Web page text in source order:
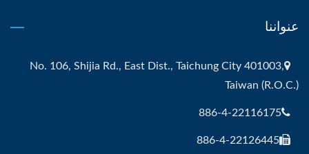
عنواننا
No. 106, Shijia Rd., East Dist., Taichung City 401003,
Taiwan (R.O.C.)
886-4-22116175
886-4-22126445